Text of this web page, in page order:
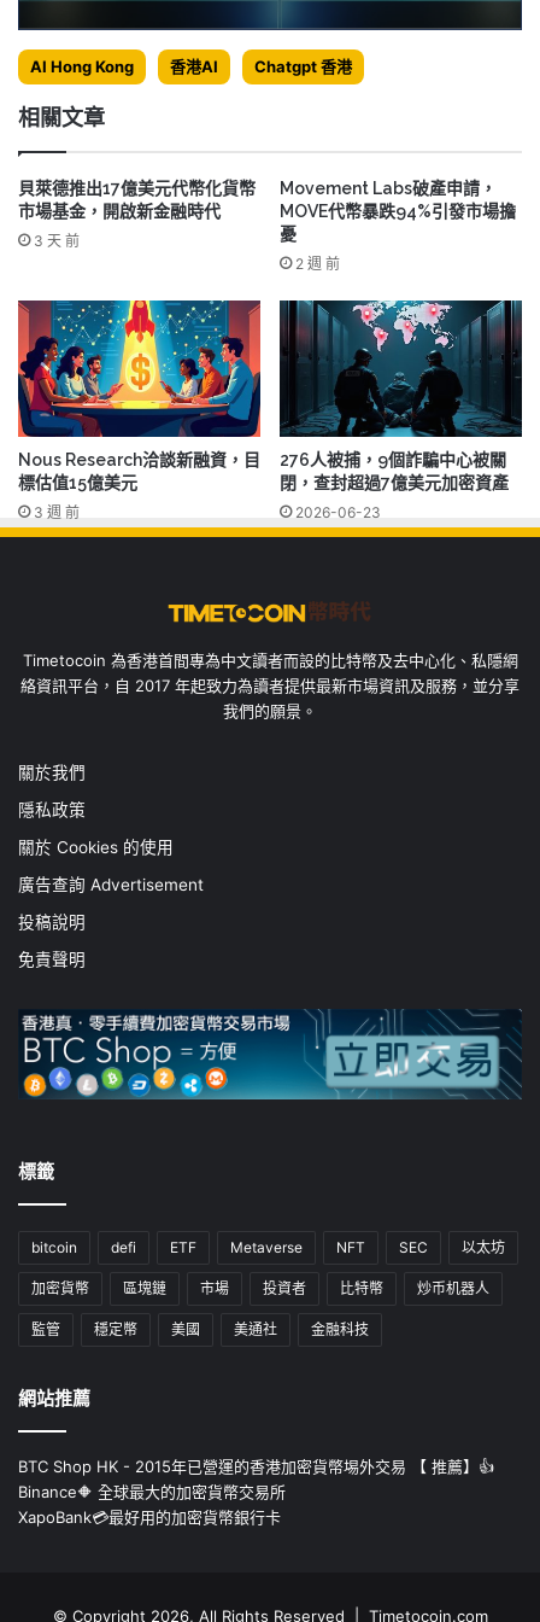
AI Hong Kong 香港AI Chatgpt 香港
相關文章
貝萊德推出17億美元代幣化貨幣
市場基金，開啟新金融時代
3 天 前
Movement Labs破產申請，
MOVE代幣暴跌94%引發市場擔
憂
2 週 前
Nous Research洽談新融資，目
標估值15億美元
3 週 前
276人被捕，9個詐騙中心被關
閉，查封超過7億美元加密資產
2026-06-23
Timetocoin 為香港首間專為中文讀者而設的比特幣及去中心化、私隱網
絡資訊平台，自 2017 年起致力為讀者提供最新市場資訊及服務，並分享
我們的願景。
關於我們
隱私政策
關於 Cookies 的使用
廣告查詢 Advertisement
投稿說明
免責聲明
標籤
bitcoin defi ETF Metaverse NFT SEC 以太坊
加密貨幣 區塊鏈 市場 投資者 比特幣 炒币机器人
監管 穩定幣 美國 美通社 金融科技
網站推薦
BTC Shop HK - 2015年已營運的香港加密貨幣埸外交易 【 推薦】👍
Binance🔶 全球最大的加密貨幣交易所
XapoBank💳最好用的加密貨幣銀行卡
© Copyright 2026, All Rights Reserved | Timetocoin.com